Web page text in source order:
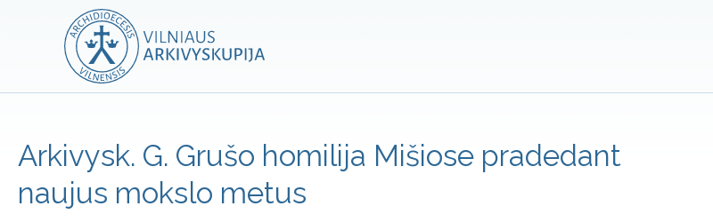
Arkivysk. G. Grušo homilija Mišiose pradedant
naujus mokslo metus